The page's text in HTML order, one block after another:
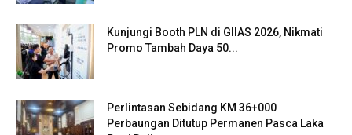
Kunjungi Booth PLN di GIIAS 2026, Nikmati
Promo Tambah Daya 50...
Perlintasan Sebidang KM 36+000
Perbaungan Ditutup Permanen Pasca Laka